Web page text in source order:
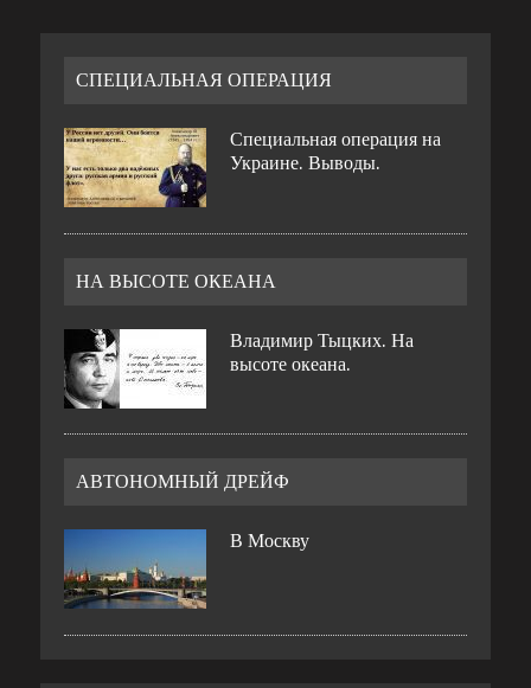
СПЕЦИАЛЬНАЯ ОПЕРАЦИЯ
Специальная операция на
Украине. Выводы.
НА ВЫСОТЕ ОКЕАНА
Владимир Тыцких. На
высоте океана.
АВТОНОМНЫЙ ДРЕЙФ
В Москву